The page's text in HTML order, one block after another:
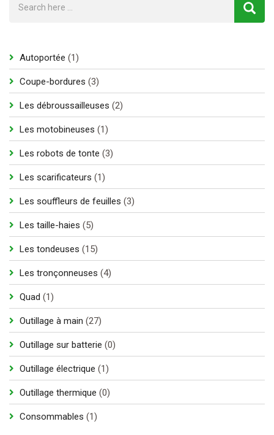
Autoportée 11
Coupe-bordures 33
Les débroussailleuses 22
Les motobineuses 11
Les robots de tonte 33
Les scarificateurs 11
Les souffleurs de feuilles 33
Les taille-haies 55
Les tondeuses 1515
Les tronçonneuses 44
Quad 11
Outillage à main 2727
Outillage sur batterie 00
Outillage électrique 11
Outillage thermique 00
Consommables 11